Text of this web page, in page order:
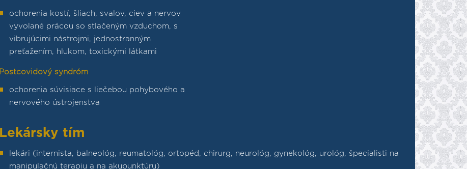
ochorenia kostí, šliach, svalov, ciev a nervov
vyvolané prácou so stlačeným vzduchom, s
vibrujúcimi nástrojmi, jednostranným
preťažením, hlukom, toxickými látkami
Postcovidový syndróm
ochorenia súvisiace s liečebou pohybového a
nervového ústrojenstva
Lekársky tím
lekári (internista, balneológ, reumatológ, ortopéd, chirurg, neurológ, gynekológ, urológ, špecialisti na
manipulačnú terapiu a na akupunktúru)